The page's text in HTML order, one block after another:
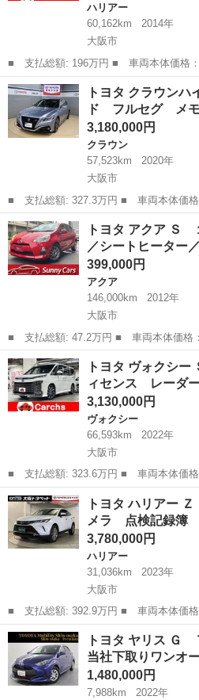
ハリアー
60,162km
2014年
大阪市
■ 支払総額: 196万円 ■ 車両本体価格： 1,791,000 円 ■ メーカー
名： トヨタ ■ 車種名： ハリアーハ
名： プレミアム アドバンスドパッケ
チＳＤナビ！走...
大阪 大阪市 ハリアー
トヨタ クラウン
ド フルセグ メ
3,180,000円
クラウン
57,523km
2020年
大阪市
■ 支払総額: 327.3万円 ■ 車両本体価格： 3,180,000 円 ■ メーカ
ー名： トヨタ ■ 車種名： クラウン
名： ＲＳ リミテッド フルセグ メ
ックカメラ...
大阪 大阪市 クラウン
トヨタ アクア
／シートヒーター
399,000円
アクア
146,000km
2012年
大阪市
■ 支払総額: 47.2万円 ■ 車両本体価格： 399,000 円 ■ メーカー
名： トヨタ ■ 車種名： アクア ■
Ｓ スマートキー／シートヒーター／ス
セグＴＶ／１...
大阪 大阪市 アクア
トヨタ ヴォクシ
ィセンス レーダ
3,130,000円
ヴォクシー
66,593km
2022年
大阪市
■ 支払総額: 323.6万円 ■ 車両本体価格： 3,130,000 円 ■ メーカ
ー名： トヨタ ■ 車種名： ヴォクシ
Ｚ 禁煙車 セーフティセンス レーダ
イドドア ...
大阪 大阪市 ヴォクシー
トヨタ ハリアー
メラ 点検記録
3,780,000円
ハリアー
31,036km
2023年
大阪市
■ 支払総額: 392.9万円 ■ 車両本体価格： 3,780,000 円 ■ メーカ
ー名： トヨタ ■ 車種名： ハリア
ーパッケージ Ｒカメラ 点検記録簿
ナビテレ...
大阪 大阪市 ハリアー
トヨタ ヤリス Ｇ
当社下取りワン
1,480,000円
7,988km
2022年